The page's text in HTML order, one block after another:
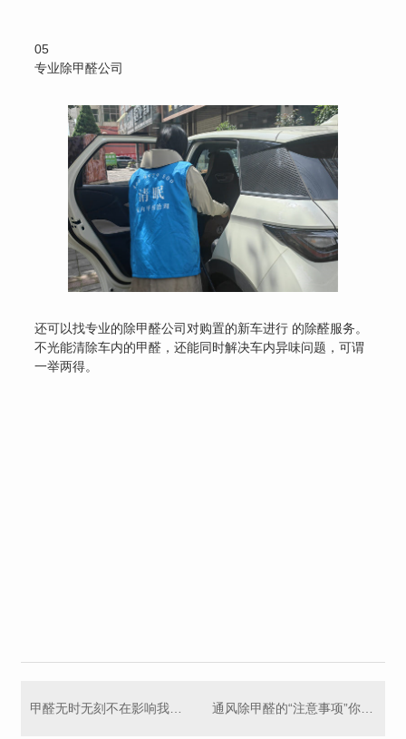
05
专业除甲醛公司
还可以找专业的除甲醛公司对购置的新车进行 的除醛服务。
不光能清除车内的甲醛，还能同时解决车内异味问题，可谓
一举两得。